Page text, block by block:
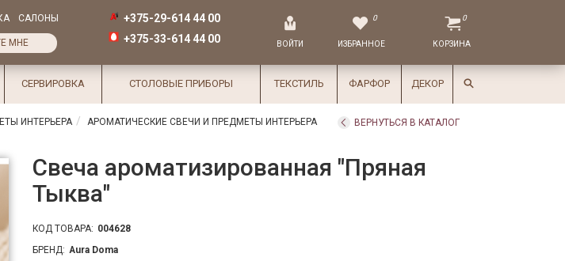
САЛОНЫ
МНЕ
+375-29-614 44 00
+375-33-614 44 00
ВОЙТИ
0
ИЗБРАННОЕ
0
КОРЗИНА
СЕРВИРОВКА СТОЛОВЫЕ ПРИБОРЫ ТЕКСТИЛЬ ФАРФОР ДЕКОР
ИНТЕРЬЕРА
АРОМАТИЧЕСКИЕ СВЕЧИ И ПРЕДМЕТЫ ИНТЕРЬЕРА
ВЕРНУТЬСЯ В КАТАЛОГ
Свеча ароматизированная "Пряная
Тыква"
КОД ТОВАРА: 004628
БРЕНД: Aura Doma